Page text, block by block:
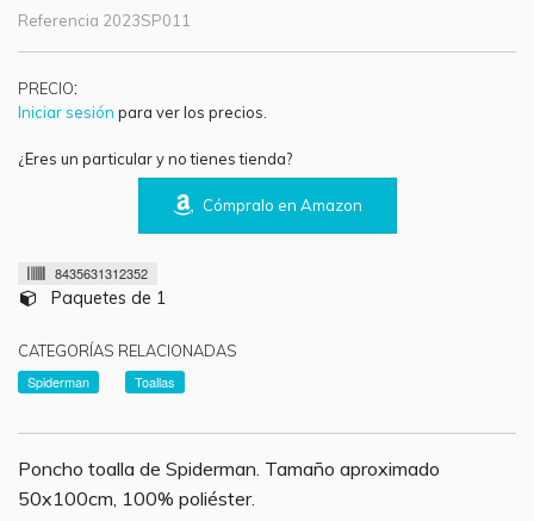
Referencia 2023SP011
PRECIO:
Iniciar sesión para ver los precios.
¿Eres un particular y no tienes tienda?
Cómpralo en Amazon
8435631312352
Paquetes de 1
CATEGORÍAS RELACIONADAS
Spiderman
Toallas
Poncho toalla de Spiderman. Tamaño aproximado
50x100cm, 100% poliéster.